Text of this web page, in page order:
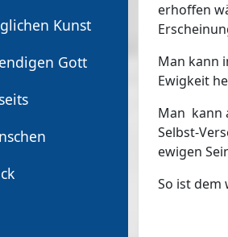
Kunst
Gott
erhoffen
Man kann
Ewigkeit
Man kann
Selbst-
ewigen
So ist